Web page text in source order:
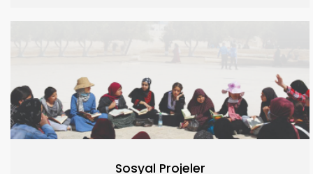
Sosyal Projeler